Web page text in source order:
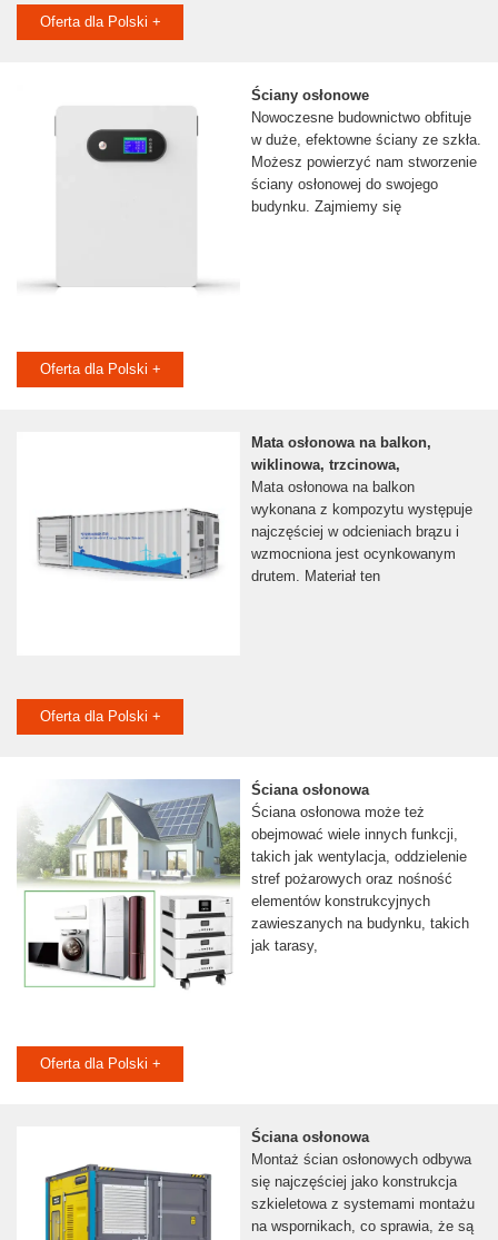
Oferta dla Polski +
Ściany osłonowe
Nowoczesne budownictwo obfituje
w duże, efektowne ściany ze szkła.
Możesz powierzyć nam stworzenie
ściany osłonowej do swojego
budynku. Zajmiemy się
Oferta dla Polski +
Mata osłonowa na balkon,
wiklinowa, trzcinowa,
Mata osłonowa na balkon
wykonana z kompozytu występuje
najczęściej w odcieniach brązu i
wzmocniona jest ocynkowanym
drutem. Materiał ten
Oferta dla Polski +
Ściana osłonowa
Ściana osłonowa może też
obejmować wiele innych funkcji,
takich jak wentylacja, oddzielenie
stref pożarowych oraz nośność
elementów konstrukcyjnych
zawieszanych na budynku, takich
jak tarasy,
Oferta dla Polski +
Ściana osłonowa
Montaż ścian osłonowych odbywa
się najczęściej jako konstrukcja
szkieletowa z systemami montażu
na wspornikach, co sprawia, że są